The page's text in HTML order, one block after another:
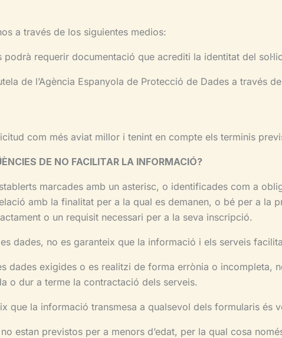
a través de los siguientes medios:
requerir documentació que acrediti la identitat del
de l’Agència Espanyola de Protecció de Dades a través
com més aviat millor i tenint en compte els terminis
DE NO FACILITAR LA INFORMACIÓ?
marcades amb un asterisc, o identificades com a
amb la finalitat per a la qual es demanen, o bé per a la
o un requisit necessari per a la seva inscripció.
dades, no es garanteix que la informació i els serveis
dades exigides o es realitzi de forma errònia o incompleta,
o dur a terme la contractació dels serveis.
que la informació transmesa a qualsevol dels formularis
estan previstos per a menors d’edat, per la qual cosa